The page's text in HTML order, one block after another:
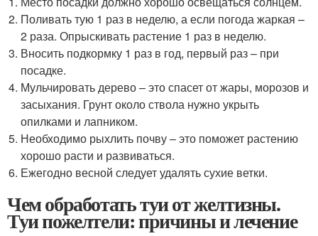
Поливать тую 1 раз в неделю, а если погода жаркая –
2 раза. Опрыскивать растение 1 раз в неделю.
Вносить подкормку 1 раз в год, первый раз – при
посадке.
Мульчировать дерево – это спасет от жары, морозов и
засыхания. Грунт около ствола нужно укрыть
опилками и лапником.
Необходимо рыхлить почву – это поможет растению
хорошо расти и развиваться.
Ежегодно весной следует удалять сухие ветки.
Чем обработать туи от желтизны.
Туи пожелтели: причины и лечение